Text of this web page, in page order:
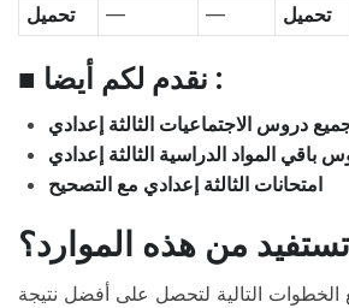
تحميل
— — تحميل
■ نقدم لكم أيضا :
دروس الاجتماعيات الثالثة إعدادي
باقي المواد الدراسية الثالثة إعدادي
امتحانات الثالثة إعدادي مع التصحيح
من هذه الموارد؟